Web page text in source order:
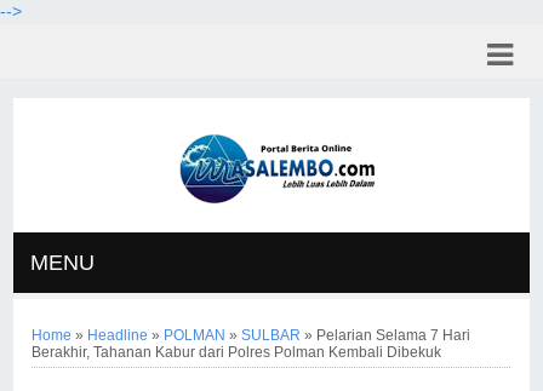
-->
MENU
Home » Headline » POLMAN »SULBAR » Pelarian Selama 7 Hari
Berakhir, Tahanan Kabur dari Polres Polman Kembali Dibekuk